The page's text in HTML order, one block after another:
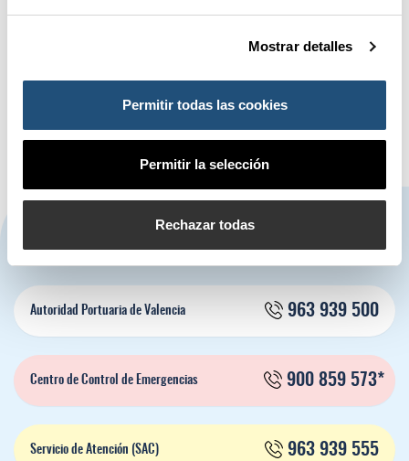
Mostrar detalles
Permitir todas las cookies
Permitir la selección
Rechazar todas
y Valenciaport impulsan el
CONTÁCTANOS
Autoridad Portuaria de Valencia 963 939 500
Centro de Control de Emergencias 900 859 573*
Servicio de Atención (SAC) 963 939 555